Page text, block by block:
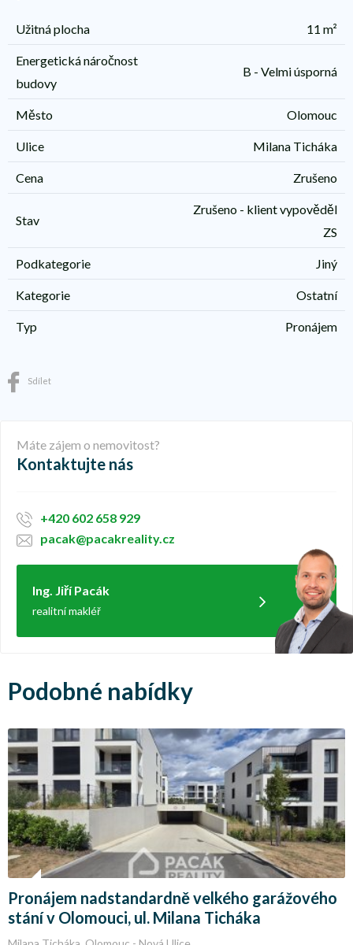
Užitná plocha 11 m²
Energetická náročnost
budovy
B - Velmi úsporná
Město Olomouc
Ulice Milana Ticháka
Cena Zrušeno
Stav
Zrušeno - klient vypověděl
ZS
Podkategorie Jiný
Kategorie Ostatní
Typ Pronájem
Sdílet
Máte zájem o nemovitost?
Kontaktujte nás
+420 602 658 929
pacak@pacakreality.cz
Ing. Jiří Pacák
realitní makléř
Podobné nabídky
Pronájem nadstandardně velkého garážového
stání v Olomouci, ul. Milana Ticháka